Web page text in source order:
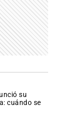
su
cuándo se